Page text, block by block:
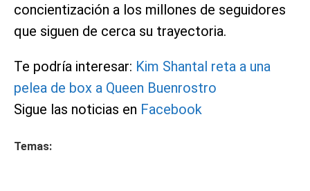
concientización a los millones de seguidores
que siguen de cerca su trayectoria.
Te podría interesar: Kim Shantal reta a una
pelea de box a Queen Buenrostro
Sigue las noticias en Facebook
Temas: